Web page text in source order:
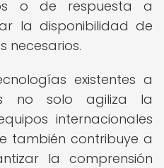
o de respuesta a
la disponibilidad de
necesarios.
existentes a
no solo agiliza la
internacionales
también contribuye a
la comprensión